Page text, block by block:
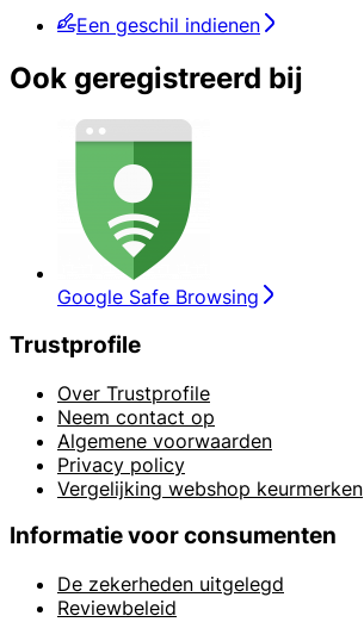
Een geschil indienen
Ook geregistreerd bij
Google Safe Browsing
Trustprofile
Over Trustprofile
Neem contact op
Algemene voorwaarden
Privacy policy
Vergelijking webshop keurmerken
Informatie voor consumenten
De zekerheden uitgelegd
Reviewbeleid